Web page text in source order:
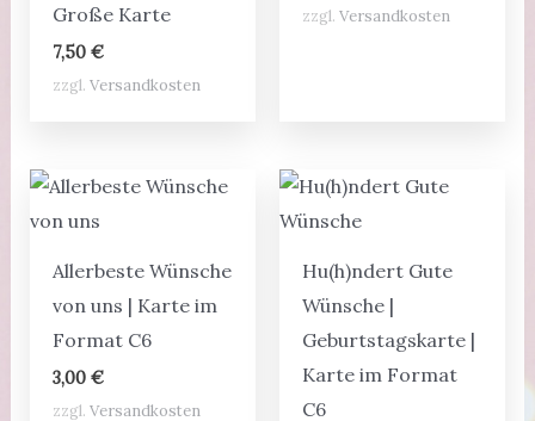
Große Karte
7,50 €
zzgl. Versandkosten
zzgl.Versandkosten
Allerbeste Wünsche
von uns | Karte im
Format C6
3,00 €
zzgl. Versandkosten
Hu(h)ndert Gute
Wünsche |
Geburtstagskarte |
Karte im Format
C6